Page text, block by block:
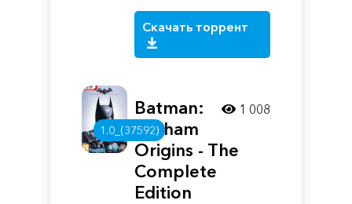
Скачать торрент
1.0_(37592)
Batman:
Arkham
Origins - The
Complete
Edition
1 008